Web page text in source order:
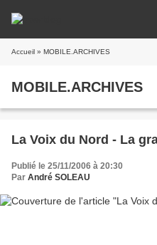
Accueil » MOBILE.ARCHIVES
MOBILE.ARCHIVES
La Voix du Nord - La
Publié le 25/11/2006 à 20:30
Par André SOLEAU